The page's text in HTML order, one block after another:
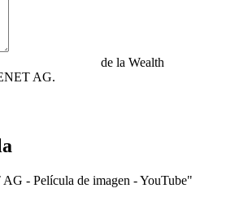
de la Wealth
AG.
- Película de imagen - YouTube"